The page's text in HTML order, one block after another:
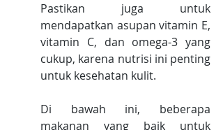
Pastikan juga untuk
mendapatkan asupan vitamin E,
vitamin C, dan omega-3 yang
cukup, karena nutrisi ini penting
untuk kesehatan kulit.
Di bawah ini, beberapa
makanan yang baik untuk